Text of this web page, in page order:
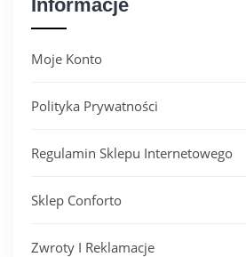
Informacje
Moje Konto
Polityka Prywatności
Regulamin Sklepu Internetowego
Sklep Conforto
Zwroty I Reklamacje